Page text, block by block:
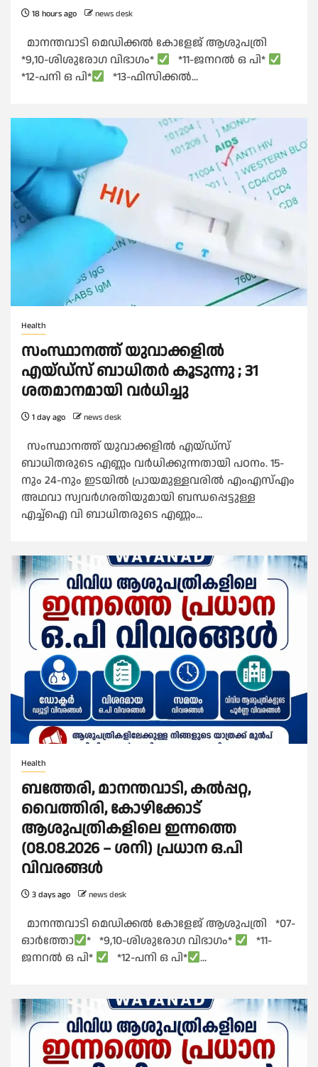
18 hours ago news desk
മാനന്തവാടി മെഡിക്കൽ കോളേജ് ആശുപത്രി
*9,10-ശിശുരോഗ വിഭാഗം*
*11-ജനറൽ ഒ പി*
*12-പനി ഒ പി*
*13-ഫിസിക്കൽ...
Health
സംസ്ഥാനത്ത് യുവാക്കളില്‍
എയ്ഡ്സ് ബാധിതര്‍ കൂടുന്നു ; 31
ശതമാനമായി വർധിച്ചു
1 day ago news desk
സംസ്ഥാനത്ത് യുവാക്കളില്‍ എയ്ഡ്സ്
ബാധിതരുടെ എണ്ണം വർധിക്കുന്നതായി പഠനം. 15-
നും 24-നും ഇടയില്‍ പ്രായമുള്ളവരില്‍ എംഎസ്‌എം
അഥവാ സ്വവർഗരതിയുമായി ബന്ധപ്പെട്ടുള്ള
എച്ച്‌ഐ വി ബാധിതരുടെ എണ്ണം...
Health
ബത്തേരി, മാനന്തവാടി, കൽപ്പറ്റ,
വൈത്തിരി, കോഴിക്കോട്
ആശുപത്രികളിലെ ഇന്നത്തെ
(08.08.2026 – ശനി) പ്രധാന ഒ.പി
വിവരങ്ങൾ
3 days ago news desk
മാനന്തവാടി മെഡിക്കൽ കോളേജ് ആശുപത്രി *07-
ഓർത്തോ
* *9,10-ശിശുരോഗ വിഭാഗം*
*11-
ജനറൽ ഒ പി*
*12-പനി ഒ പി* ...